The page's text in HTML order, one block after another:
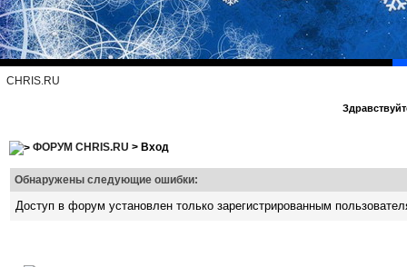
CHRIS.RU
ФОРУМ CHRIS.RU > Вход
Обнаружены следующие ошибки:
Доступ в форум установлен только зарегистрированным